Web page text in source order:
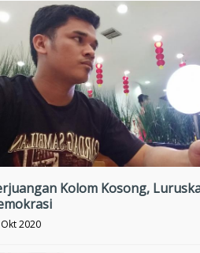
Kolom Kosong,
2020